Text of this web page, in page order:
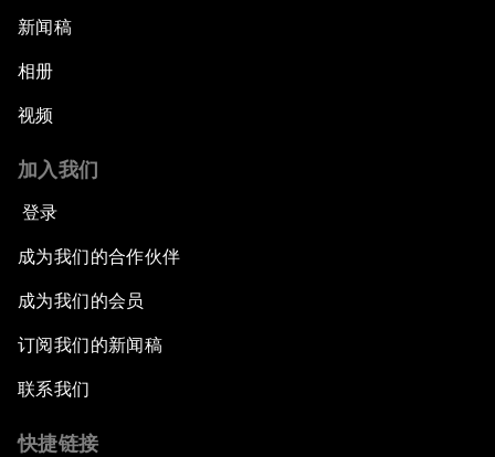
新闻稿
相册
视频
加入我们
登录
成为我们的合作伙伴
成为我们的会员
订阅我们的新闻稿
联系我们
快捷链接